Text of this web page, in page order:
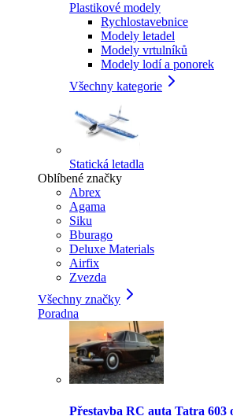
Plastikové modely
Rychlostavebnice
Modely letadel
Modely vrtulníků
Modely lodí a ponorek
Všechny kategorie
Statická letadla
Oblíbené značky
Abrex
Agama
Siku
Bburago
Deluxe Materials
Airfix
Zvezda
Všechny značky
Poradna
Přestavba RC auta Tatra 603